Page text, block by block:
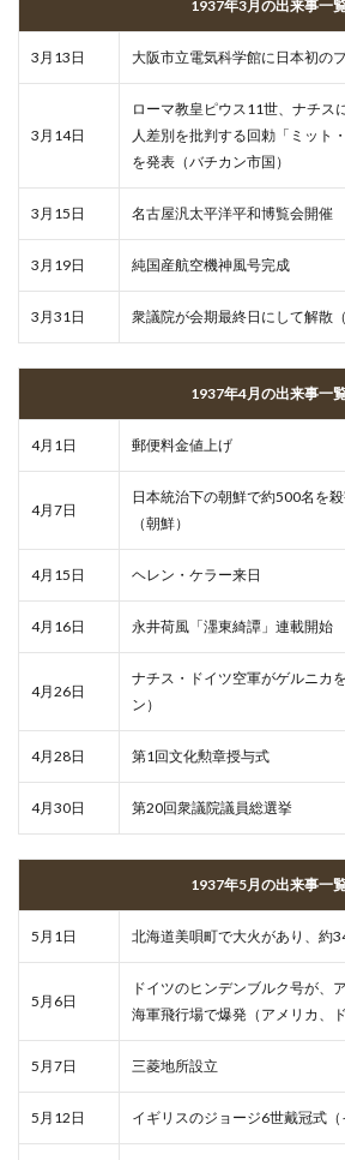
1937年3月の出来事一
3月13日 大阪市立電気科学館に日本初の
3月14日
ローマ教皇ピウス11世、ナチス
人差別を批判する回勅「ミット
を発表（バチカン市国）
3月15日 名古屋汎太平洋平和博覧会開催
3月19日 純国産航空機神風号完成
3月31日 衆議院が会期最終日にして解散
1937年4月の出来事一
4月1日 郵便料金値上げ
4月7日
日本統治下の朝鮮で約500名を
（朝鮮）
4月15日 ヘレン・ケラー来日
4月16日 永井荷風「濹東綺譚」連載開始
4月26日
ナチス・ドイツ空軍がゲルニカ
ン）
4月28日 第1回文化勲章授与式
4月30日 第20回衆議院議員総選挙
1937年5月の出来事一
5月1日 北海道美唄町で大火があり、約
5月6日
ドイツのヒンデンブルク号が、
海軍飛行場で爆発（アメリカ、ド
5月7日 三菱地所設立
5月12日 イギリスのジョージ6世戴冠式（